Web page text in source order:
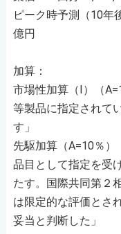
ピーク時予測（10年
億円
加算：
市場性加算（I）（
等製品に指定されて
す」
先駆加算（A=10％）
品目として指定を受
たす。国際共同第２
は限定的な評価とさ
妥当と判断した」